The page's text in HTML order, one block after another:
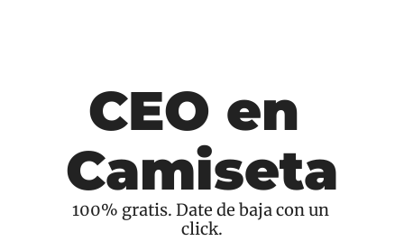
CEO en
Camiseta
100% gratis. Date de baja con un
click.